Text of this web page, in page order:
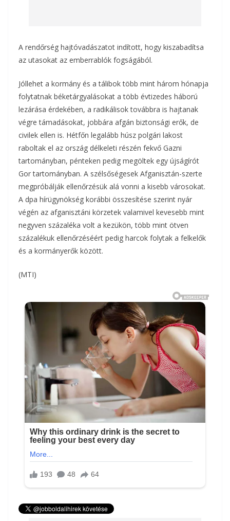
A rendőrség hajtóvadászatot indított, hogy kiszabadítsa
az utasokat az emberrablók fogságából.
Jóllehet a kormány és a tálibok több mint három hónapja
folytatnak béketárgyalásokat a több évtizedes háború
lezárása érdekében, a radikálisok továbbra is hajtanak
végre támadásokat, jobbára afgán biztonsági erők, de
civilek ellen is. Hétfőn legalább húsz polgári lakost
raboltak el az ország délkeleti részén fekvő Gazni
tartományban, pénteken pedig megöltek egy újságírót
Gor tartományban. A szélsőségesek Afganisztán-szerte
megpróbálják ellenőrzésük alá vonni a kisebb városokat.
A dpa hírügynökség korábbi összesítése szerint nyár
végén az afganisztáni körzetek valamivel kevesebb mint
negyven százaléka volt a kezükön, több mint ötven
százalékuk ellenőrzéséért pedig harcok folytak a felkelők
és a kormányerők között.
(MTI)